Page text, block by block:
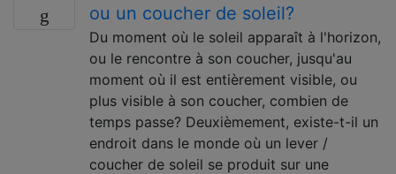
ou un coucher de soleil?
Du moment où le soleil apparaît à l'horizon,
ou le rencontre à son coucher, jusqu'au
moment où il est entièrement visible, ou
plus visible à son coucher, combien de
temps passe? Deuxièmement, existe-t-il un
endroit dans le monde où un lever /
coucher de soleil se produit sur une